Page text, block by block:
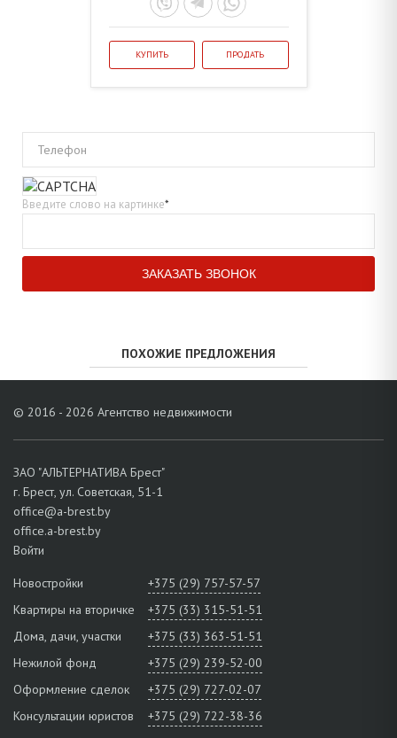
КУПИТЬ ПРОДАТЬ
Телефон
Введите слово на картинке*
ПОХОЖИЕ ПРЕДЛОЖЕНИЯ
© 2016 - 2026 Агентство недвижимости
ЗАО "АЛЬТЕРНАТИВА Брест"
г. Брест, ул. Советская, 51-1
office@a-brest.by
office.a-brest.by
Войти
Новостройки
+375 (29) 757-57-57
Квартиры на вторичке
+375 (33) 315-51-51
Дома, дачи, участки
+375 (33) 363-51-51
Нежилой фонд
+375 (29) 239-52-00
Оформление сделок
+375 (29) 727-02-07
Консультации юристов
+375 (29) 722-38-36